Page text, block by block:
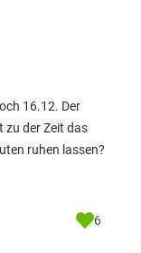
16.12. Der
zu der Zeit das
ruhen lassen?
6